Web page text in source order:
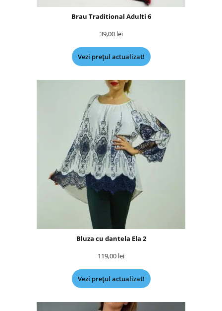
Brau Traditional Adulti 6
39,00 lei
Vezi prețul actualizat!
Bluza cu dantela Ela 2
119,00 lei
Vezi prețul actualizat!